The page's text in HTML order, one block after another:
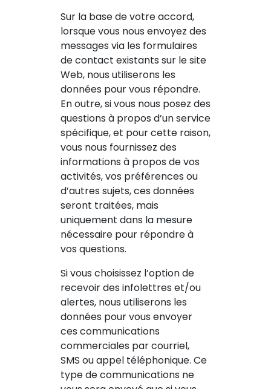
Sur la base de votre accord,
lorsque vous nous envoyez des
messages via les formulaires
de contact existants sur le site
Web, nous utiliserons les
données pour vous répondre.
En outre, si vous nous posez des
questions à propos d’un service
spécifique, et pour cette raison,
vous nous fournissez des
informations à propos de vos
activités, vos préférences ou
d’autres sujets, ces données
seront traitées, mais
uniquement dans la mesure
nécessaire pour répondre à
vos questions.
Si vous choisissez l’option de
recevoir des infolettres et/ou
alertes, nous utiliserons les
données pour vous envoyer
ces communications
commerciales par courriel,
SMS ou appel téléphonique. Ce
type de communications ne